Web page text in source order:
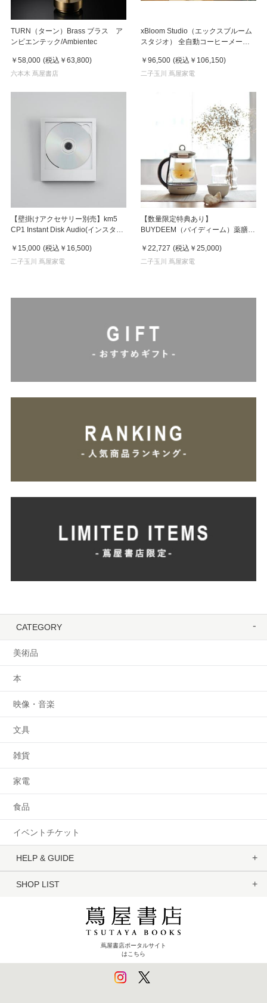
TURN（ターン）Brass ブラス ア
ンビエンテック/Ambientec
￥58,000 (税込 ￥63,800)
六本木 蔦屋書店
xBloom Studio（エックスブルーム
スタジオ） 全自動コーヒーメーカ
￥96,500 (税込 ￥106,150)
二子玉川 蔦屋家電
【壁掛けアクセサリー別売】km5
CP1 Instant Disk Audio(インスタン
ヤー Silver(シルバー)
￥15,000 (税込 ￥16,500)
二子玉川 蔦屋家電
【数量限定特典あり】
BUYDEEM（バイディーム）薬膳マ
￥22,727 (税込 ￥25,000)
二子玉川 蔦屋家電
CATEGORY
美術品
本
映像・音楽
文具
雑貨
家電
食品
イベントチケット
HELP & GUIDE
SHOP LIST
蔦屋書店ポータルサイト
はこちら